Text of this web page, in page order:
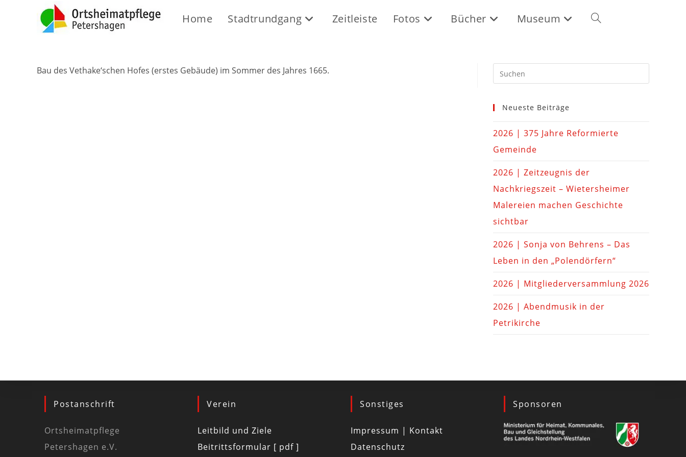
Home Stadtrundgang Zeitleiste Fotos Bücher Museum
Bau des Vethake‘schen Hofes (erstes Gebäude) im Sommer des Jahres 1665.
Neueste Beiträge
2026 | 375 Jahre Reformierte
Gemeinde
2026 | Zeitzeugnis der
Nachkriegszeit – Wietersheimer
Malereien machen Geschichte
sichtbar
2026 | Sonja von Behrens – Das
Leben in den „Polendörfern“
2026 | Mitgliederversammlung 2026
2026 | Abendmusik in der
Petrikirche
Postanschrift
Ortsheimatpflege
Petershagen e.V.
Verein
Leitbild und Ziele
Beitrittsformular [ pdf ]
Sonstiges
Impressum | Kontakt
Datenschutz
Sponsoren